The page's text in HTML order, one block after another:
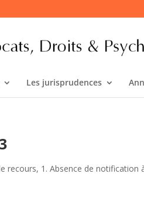
Les jurisprudences
recours, 1. Absence de notification